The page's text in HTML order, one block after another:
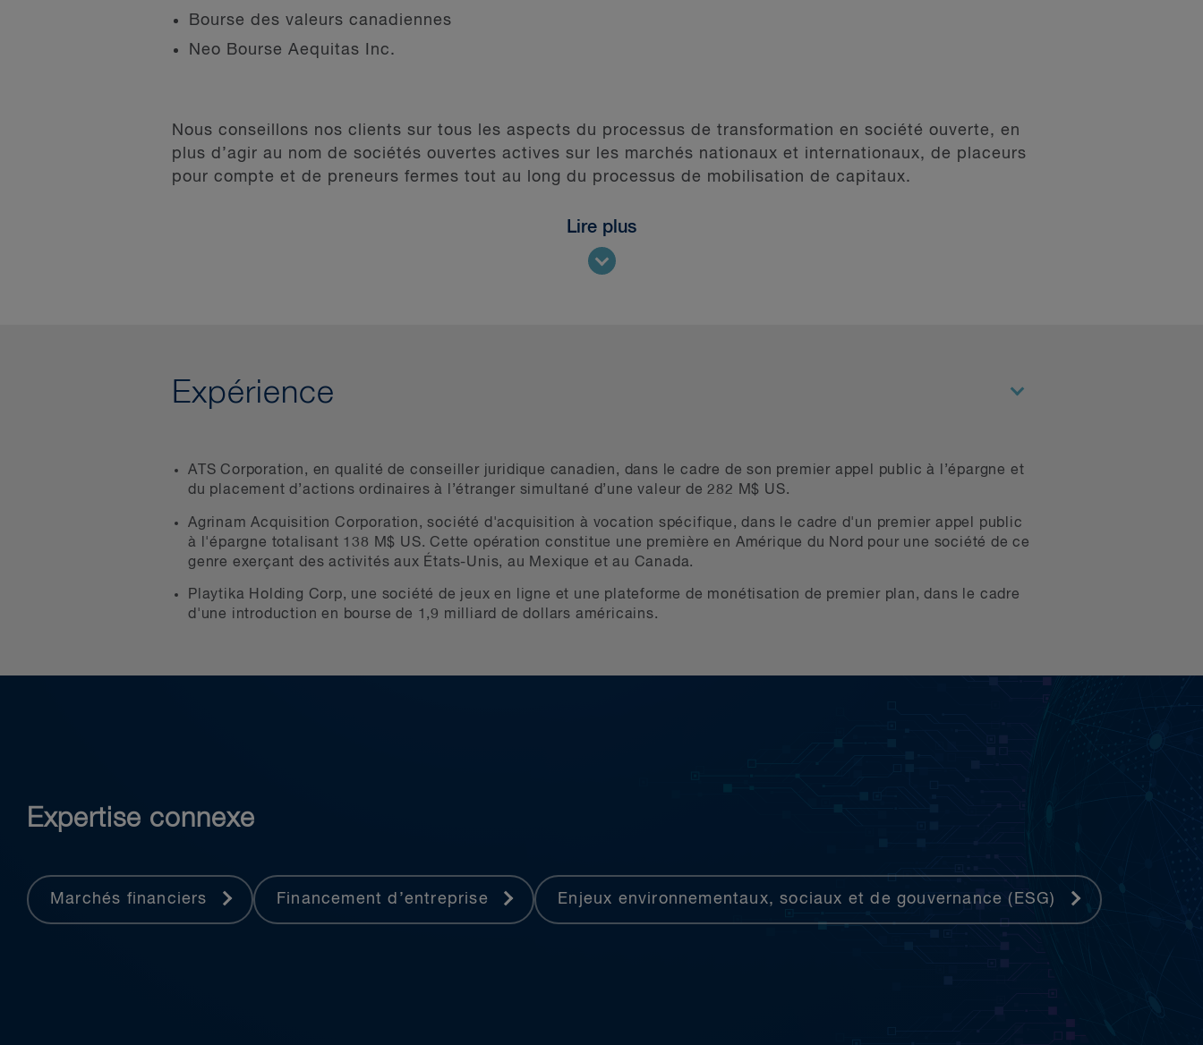
Bourse des valeurs canadiennes
Neo Bourse Aequitas Inc.
Nous conseillons nos clients sur tous les aspects du processus de transformation en société ouverte, en
plus d’agir au nom de sociétés ouvertes actives sur les marchés nationaux et internationaux, de placeurs
pour compte et de preneurs fermes tout au long du processus de mobilisation de capitaux.
Lire plus
Expérience
ATS Corporation, en qualité de conseiller juridique canadien, dans le cadre de son premier appel public à l’épargne et
du placement d’actions ordinaires à l’étranger simultané d’une valeur de 282 M$ US.
Agrinam Acquisition Corporation, société d'acquisition à vocation spécifique, dans le cadre d'un premier appel public
à l'épargne totalisant 138 M$ US. Cette opération constitue une première en Amérique du Nord pour une société de ce
genre exerçant des activités aux États-Unis, au Mexique et au Canada.
Playtika Holding Corp, une société de jeux en ligne et une plateforme de monétisation de premier plan, dans le cadre
d'une introduction en bourse de 1,9 milliard de dollars américains.
Expertise connexe
Marchés financiers Financement d’entreprise Enjeux environnementaux, sociaux et de gouvernance (ESG)